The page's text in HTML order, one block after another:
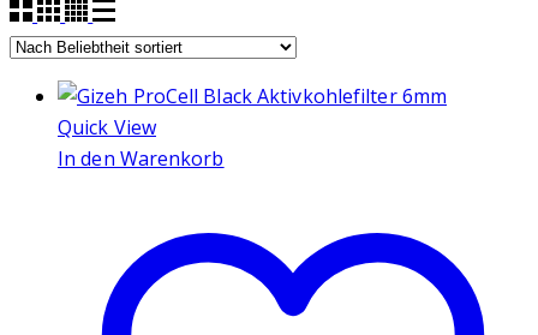
Quick View
In den Warenkorb